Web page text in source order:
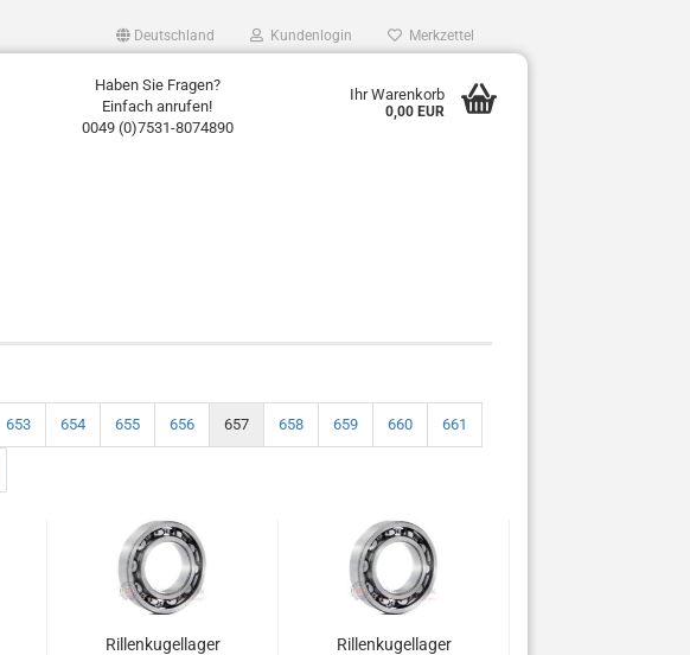
Deutschland Kundenlogin Merkzettel
Haben Sie Fragen?
Einfach anrufen!
0049 (0)7531-8074890
Ihr Warenkorb
0,00 EUR
653 654 655 656 657 658 659 660 661
Rillenkugellager
Rillenkugellager